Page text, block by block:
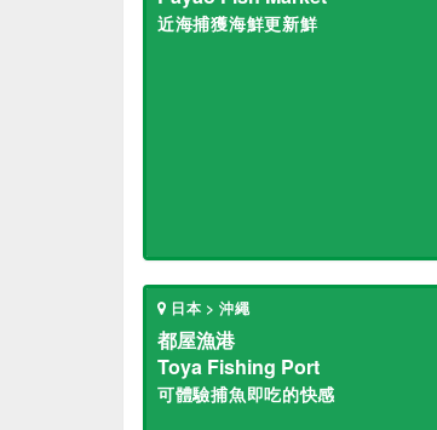
近海捕獲海鮮更新鮮
日本 > 沖繩
都屋漁港
Toya Fishing Port
可體驗捕魚即吃的快感